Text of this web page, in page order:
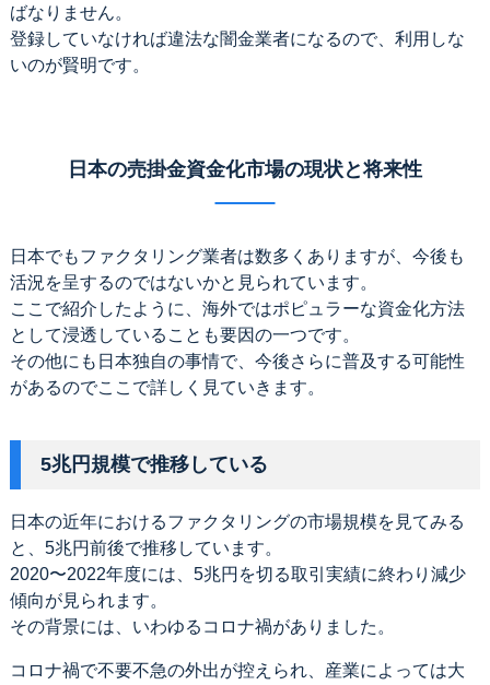
ばなりません。
登録していなければ違法な闇金業者になるので、利用しな
いのが賢明です。
日本の売掛金資金化市場の現状と将来性
日本でもファクタリング業者は数多くありますが、今後も
活況を呈するのではないかと見られています。
ここで紹介したように、海外ではポピュラーな資金化方法
として浸透していることも要因の一つです。
その他にも日本独自の事情で、今後さらに普及する可能性
があるのでここで詳しく見ていきます。
5兆円規模で推移している
日本の近年におけるファクタリングの市場規模を見てみる
と、5兆円前後で推移しています。
2020〜2022年度には、5兆円を切る取引実績に終わり減少
傾向が見られます。
その背景には、いわゆるコロナ禍がありました。
コロナ禍で不要不急の外出が控えられ、産業によっては大